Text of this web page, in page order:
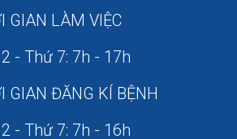
GIAN LÀM VIỆC
- Thứ 7: 7h - 17h
GIAN ĐĂNG KÍ BỆNH
- Thứ 7: 7h - 16h